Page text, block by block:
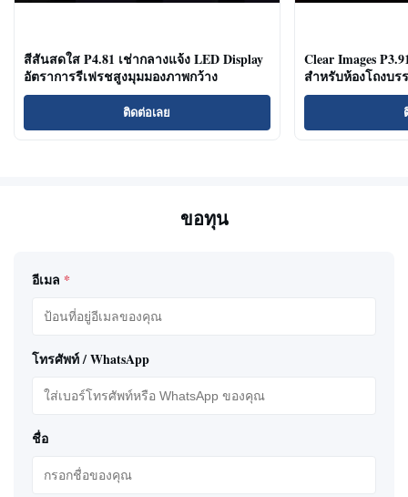
สีสันสดใส P4.81 เช่ากลางแจ้ง LED Display
อัตราการรีเฟรชสูงมุมมองภาพกว้าง
ติดต่อเลย
Clear Images
สำหรับห้องโถงบร
ขอทุน
อีเมล *
โทรศัพท์ / WhatsApp
ชื่อ